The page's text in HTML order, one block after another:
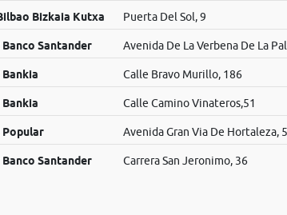
Bizkaia Kutxa Puerta Del Sol, 9
Santander Avenida De La Verbena De La
Calle Bravo Murillo, 186
Calle Camino Vinateros,51
Avenida Gran Via De Hortaleza,
Santander Carrera San Jeronimo, 36